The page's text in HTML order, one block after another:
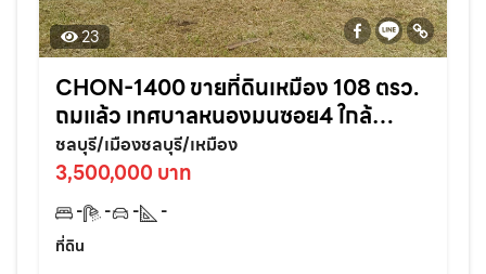
23
CHON-1400 ขายที่ดินเหมือง 108 ตรว.
ถมแล้ว เทศบาลหนองมนซอย4 ใกล้
หาด2กม. อ.เมืองชลบุรี
ชลบุรี/เมืองชลบุรี/เหมือง
3,500,000 บาท
- - -
-
ที่ดิน